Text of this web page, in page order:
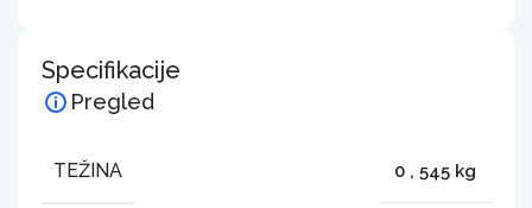
Specifikacije
Pregled
TEŽINA 0 , 545 kg